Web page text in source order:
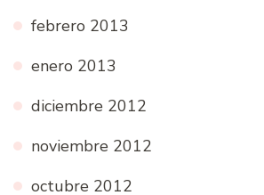
febrero 2013
enero 2013
diciembre 2012
noviembre 2012
octubre 2012